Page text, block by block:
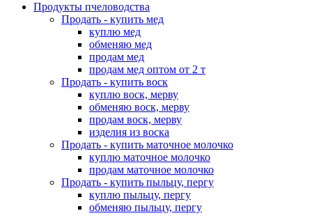
Продукты пчеловодства
Продать - купить мед
куплю мед
обменяю мед
продам мед
продам мед оптом от 2 т
Продать - купить воск
куплю воск, мерву
обменяю воск, мерву
продам воск, мерву
изделия из воска
Продать - купить маточное молочко
куплю маточное молочко
продам маточное молочко
Продать - купить пыльцу, пергу
куплю пыльцу, пергу
обменяю пыльцу, пергу